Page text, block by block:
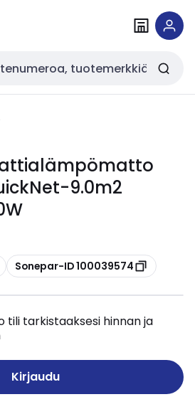
9.0m2
Kopioi
Sonepar-ID 100039574
tili tarkistaaksesi hinnan ja
Kirjaudu